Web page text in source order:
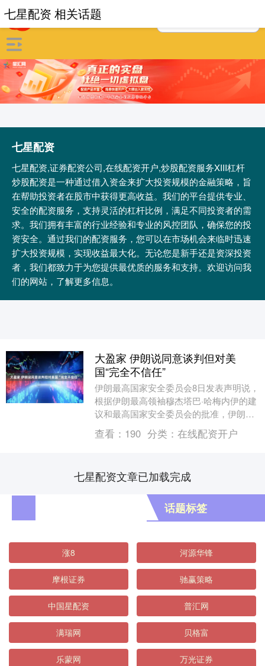
七星配资
七星配资,证券配资公司,在线配资开户,炒股配资服务XIII‌杠杆
炒股配资是一种通过借入资金来扩大投资规模的金融策略，旨
在帮助投资者在股市中获得更高收益。我们的平台提供专业、
安全的配资服务，支持灵活的杠杆比例，满足不同投资者的需
求。我们拥有丰富的行业经验和专业的风控团队，确保您的投
资安全。通过我们的配资服务，您可以在市场机会来临时迅速
扩大投资规模，实现收益最大化。无论您是新手还是资深投资
者，我们都致力于为您提供最优质的服务和支持。欢迎访问我
们的网站，了解更多信息。
七星配资 相关话题
大盈家 伊朗说同意谈判但对美
国“完全不信任”
伊朗最高国家安全委员会8日发表声明说，
根据伊朗最高领袖穆杰塔巴·哈梅内伊的建
议和最高国家安全委员会的批准，伊朗将
于10日在巴基斯坦首都伊斯兰堡同美方举
行为期两周....
查看： 190 分类： 在线配资开户
七星配资文章已加载完成
话题标签
涨8 河源华锋
摩根证券 驰赢策略
中国星配资 普汇网
满瑞网 贝格富
乐蒙网 万光证券